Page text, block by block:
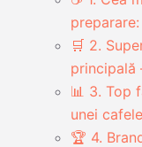
🛒 2.
principală
📊 3. Top
unei
🏆 4.